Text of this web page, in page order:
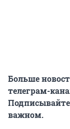
Больше
телеграм-
важном.